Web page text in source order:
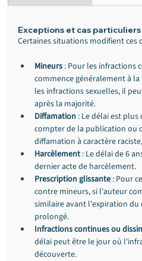
Exceptions et cas
Certaines situations modifient ces
Mineurs : Pour les infractions
commence généralement à
les infractions sexuelles, il
après la majorité.
Diffamation : Le délai est
compter de la publication ou
diffamation à caractère
Harcèlement : Le délai de 6
dernier acte de harcèlement.
Prescription glissante : Pour
contre mineurs, si l'auteur
similaire avant l'expiration du
prolongé.
Infractions continues ou
délai peut être le jour où
découverte.